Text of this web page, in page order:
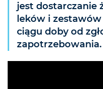
jest dostarczanie
leków i
ciągu doby od
zapotrzebowania.